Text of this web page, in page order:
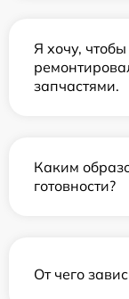
Я хочу,
запчастями.
Каким
готовности?
От чего